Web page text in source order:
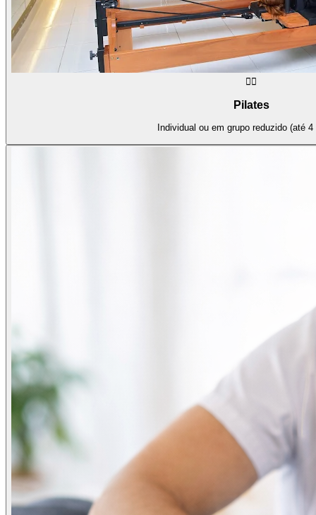
🧘‍♀️
Pilates
Individual ou em grupo reduzido (até 4